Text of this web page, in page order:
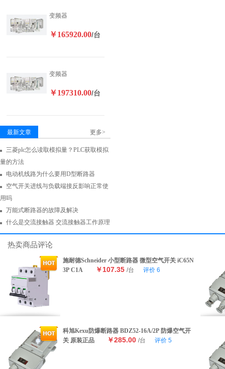
变频器
￥165920.00/台
变频器
￥197310.00/台
最新文章 更多>
三菱plc怎么读取模拟量？PLC获取模拟
量的方法
电动机线路为什么要用D型断路器
空气开关进线与负载端接反影响正常使
用吗
万能式断路器的故障及解决
什么是交流接触器 交流接触器工作原理
热卖商品评论
施耐德Schneider 小型断路器 微型空气开关 iC65N
3P C1A
￥107.35 /台 评价 6
科旭Kexu防爆断路器 BDZ52-16A/2P 防爆空气开
关 原装正品
￥285.00 /台 评价 5